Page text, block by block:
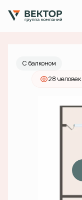
2-комнатная
Ипотекаот 37 171 руб./мес.
С балконом
28 человек